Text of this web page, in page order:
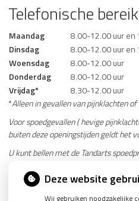
Telefonische
Maandag
8.00-12.00 uur en
Dinsdag
8.00-12.00 uur en
Woensdag
8.00-12.00 uur
Donderdag
8.00-12.00 uur
Vrijdag*
8.30-12.00 uur
*Alleen in gevallen van pijnklachten
Voor spoedgevallen ( hevige
buiten deze openingstijden geldt het
U kunt bellen met de Tandarts
Adres: Stationsstraat 5, 9711 AR
Website:
Deze website
Wij gebruiken noodzakelijke